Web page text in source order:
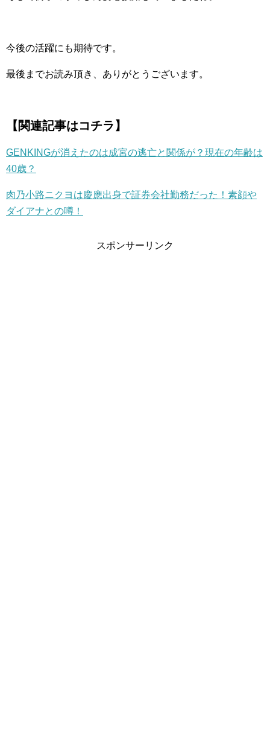
今後の活躍にも期待です。
最後までお読み頂き、ありがとうございます。
【関連記事はコチラ】
GENKINGが消えたのは成宮の逃亡と関係が？現在の年齢は
40歳？
肉乃小路ニクヨは慶應出身で証券会社勤務だった！素顔や
ダイアナとの噂！
スポンサーリンク